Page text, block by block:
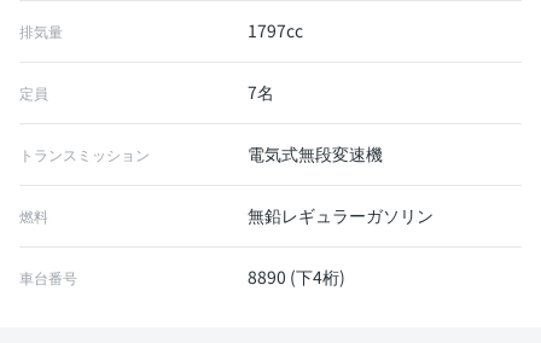
排気量 1797cc
定員 7名
トランスミッション 電気式無段変速機
燃料 無鉛レギュラーガソリン
車台番号 8890 (下4桁)